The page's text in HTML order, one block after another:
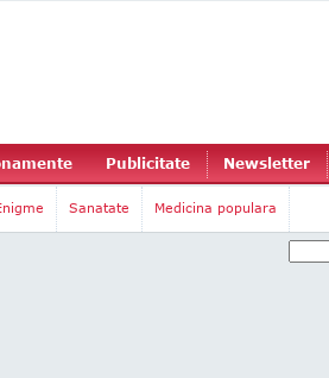
Publicitate Newsletter
Sanatate Medicina populara